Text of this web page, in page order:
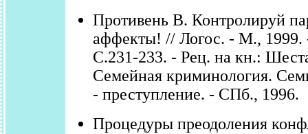
Противень В. Контролируй
аффекты! // Логос. - М.,
С.231-233. - Рец. на кн.:
Семейная криминология.
- преступление. - СПб., 1996.
Процедуры преодоления